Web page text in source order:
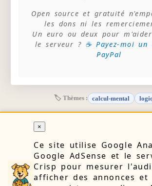
×
Ce site utilise Google
Google AdSense et le
Crisp pour mesurer
afficher des annonces et
Open source et gratuité
les dons ni les
Un euro ou deux pour
le serveur ? ☕ Payez-moi
PayPal
🏷 Thèmes : calcul-mental
RETOUR